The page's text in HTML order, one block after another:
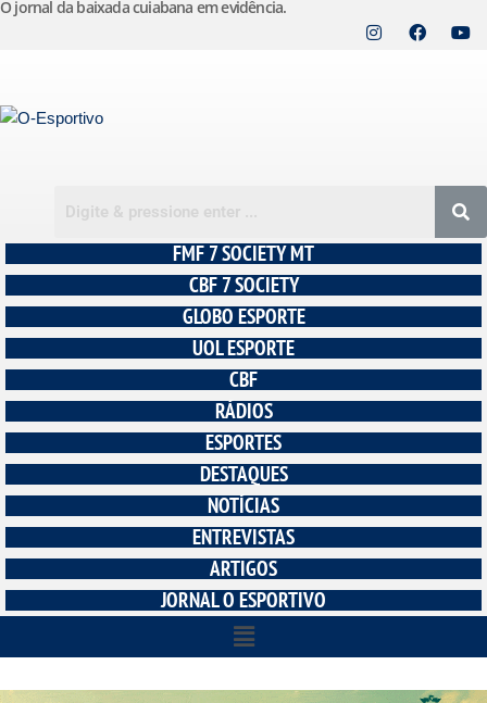
o
O jornal da baixada cuiabana em evidência.
FMF 7 SOCIETY MT
CBF 7 SOCIETY
GLOBO ESPORTE
UOL ESPORTE
CBF
RÁDIOS
ESPORTES
DESTAQUES
NOTÍCIAS
ENTREVISTAS
ARTIGOS
JORNAL O ESPORTIVO